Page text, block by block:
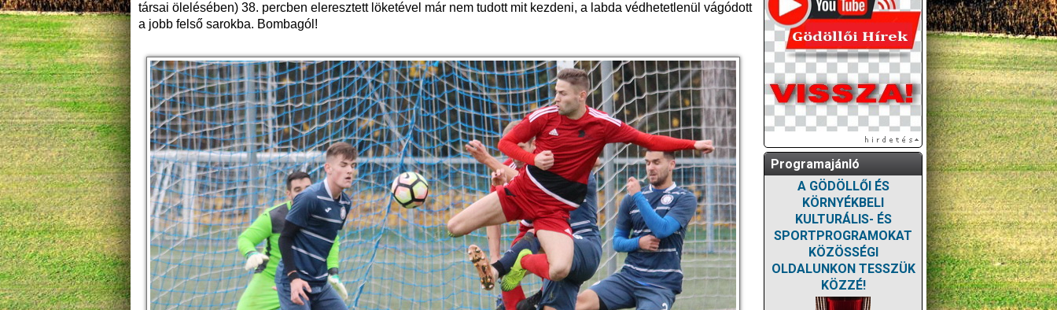
társai ölelésében) 38. percben eleresztett löketével már nem tudott mit kezdeni, a labda védhetetlenül vágódott
a jobb felső sarokba. Bombagól!
Programajánló
A GÖDÖLLŐI ÉS
KÖRNYÉKBELI
KULTURÁLIS- ÉS
SPORTPROGRAMOKAT
KÖZÖSSÉGI
OLDALUNKON TESSZÜK
KÖZZÉ!